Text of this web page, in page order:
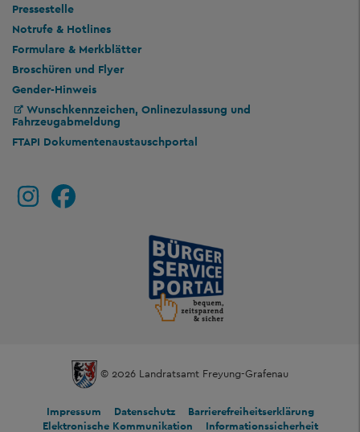
Pressestelle
Notrufe & Hotlines
Formulare & Merkblätter
Broschüren und Flyer
Gender-Hinweis
Wunschkennzeichen, Onlinezulassung und
Fahrzeugabmeldung
FTAPI Dokumentenaustauschportal
© 2026 Landratsamt Freyung-Grafenau
Impressum Datenschutz
Barrierefreiheitserklärung
Elektronische Kommunikation
Informationssicherheit